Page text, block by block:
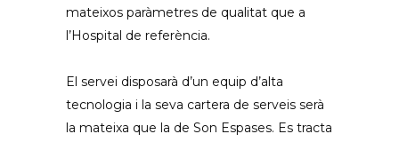
mateixos paràmetres de qualitat que a
l’Hospital de referència.
El servei disposarà d’un equip d’alta
tecnologia i la seva cartera de serveis serà
la mateixa que la de Son Espases. Es tracta